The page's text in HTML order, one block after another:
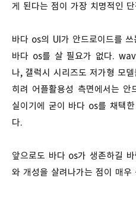
게 된다는 점이 가장 치명적인
바다 os의 UI가 안드로이드를
바다 os를 살 필요가 없다.
나, 갤럭시 시리즈도 저가형 모
히려 어플활용성 측면에서는
실이기에 굳이 바다 os를 채택
다.
앞으로도 바다 os가 생존하길
와 개성을 살려나가는 점이 매우